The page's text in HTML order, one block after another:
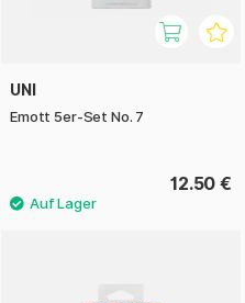
UNI
Emott 5er-Set No. 7
12.50 €